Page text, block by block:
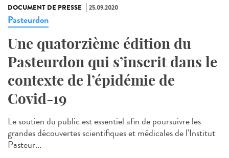
DOCUMENT DE PRESSE 25.09.2020
Pasteurdon
Une quatorzième édition du
Pasteurdon qui s’inscrit dans le
contexte de l’épidémie de
Covid-19
Le soutien du public est essentiel afin de poursuivre les
grandes découvertes scientifiques et médicales de l'Institut
Pasteur...